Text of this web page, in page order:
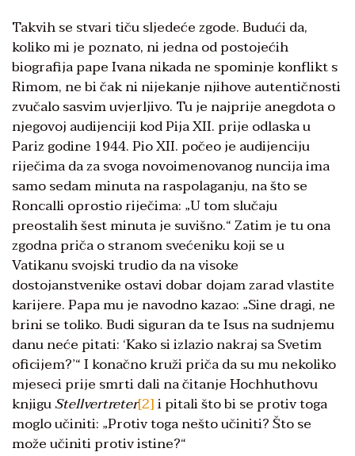
Takvih se stvari tiču sljedeće zgode. Budući da,
koliko mi je poznato, ni jedna od postojećih
biografija pape Ivana nikada ne spominje konflikt s
Rimom, ne bi čak ni nijekanje njihove autentičnosti
zvučalo sasvim uvjerljivo. Tu je najprije anegdota o
njegovoj audijenciji kod Pija XII. prije odlaska u
Pariz godine 1944. Pio XII. počeo je audijenciju
riječima da za svoga novoimenovanog nuncija ima
samo sedam minuta na raspolaganju, na što se
Roncalli oprostio riječima: „U tom slučaju
preostalih šest minuta je suvišno.“ Zatim je tu ona
zgodna priča o stranom svećeniku koji se u
Vatikanu svojski trudio da na visoke
dostojanstvenike ostavi dobar dojam zarad vlastite
karijere. Papa mu je navodno kazao: „Sine dragi, ne
brini se toliko. Budi siguran da te Isus na sudnjemu
danu neće pitati: ‘Kako si izlazio nakraj sa Svetim
oficijem?’“ I konačno kruži priča da su mu nekoliko
mjeseci prije smrti dali na čitanje Hochhuthovu
knjiguStellvertreter[2]i pitali što bi se protiv toga
moglo učiniti: „Protiv toga nešto učiniti? Što se
može učiniti protiv istine?“